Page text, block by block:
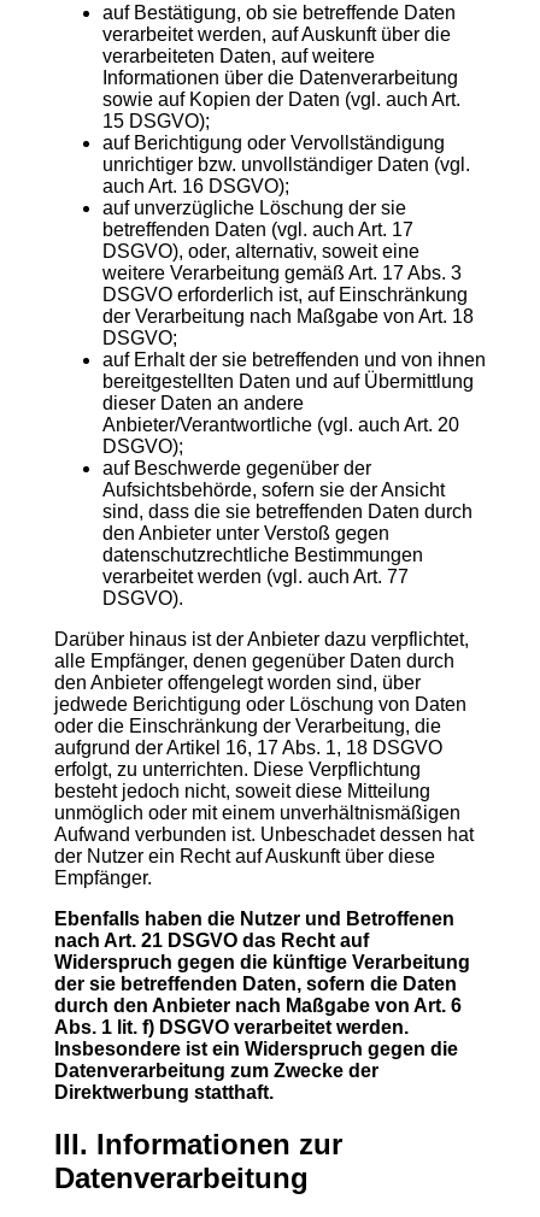
auf Bestätigung, ob sie betreffende Daten
verarbeitet werden, auf Auskunft über die
verarbeiteten Daten, auf weitere
Informationen über die Datenverarbeitung
sowie auf Kopien der Daten (vgl. auch Art.
15 DSGVO);
auf Berichtigung oder Vervollständigung
unrichtiger bzw. unvollständiger Daten (vgl.
auch Art. 16 DSGVO);
auf unverzügliche Löschung der sie
betreffenden Daten (vgl. auch Art. 17
DSGVO), oder, alternativ, soweit eine
weitere Verarbeitung gemäß Art. 17 Abs. 3
DSGVO erforderlich ist, auf Einschränkung
der Verarbeitung nach Maßgabe von Art. 18
DSGVO;
auf Erhalt der sie betreffenden und von ihnen
bereitgestellten Daten und auf Übermittlung
dieser Daten an andere
Anbieter/Verantwortliche (vgl. auch Art. 20
DSGVO);
auf Beschwerde gegenüber der
Aufsichtsbehörde, sofern sie der Ansicht
sind, dass die sie betreffenden Daten durch
den Anbieter unter Verstoß gegen
datenschutzrechtliche Bestimmungen
verarbeitet werden (vgl. auch Art. 77
DSGVO).
Darüber hinaus ist der Anbieter dazu verpflichtet,
alle Empfänger, denen gegenüber Daten durch
den Anbieter offengelegt worden sind, über
jedwede Berichtigung oder Löschung von Daten
oder die Einschränkung der Verarbeitung, die
aufgrund der Artikel 16, 17 Abs. 1, 18 DSGVO
erfolgt, zu unterrichten. Diese Verpflichtung
besteht jedoch nicht, soweit diese Mitteilung
unmöglich oder mit einem unverhältnismäßigen
Aufwand verbunden ist. Unbeschadet dessen hat
der Nutzer ein Recht auf Auskunft über diese
Empfänger.
Ebenfalls haben die Nutzer und Betroffenen
nach Art. 21 DSGVO das Recht auf
Widerspruch gegen die künftige Verarbeitung
der sie betreffenden Daten, sofern die Daten
durch den Anbieter nach Maßgabe von Art. 6
Abs. 1 lit. f) DSGVO verarbeitet werden.
Insbesondere ist ein Widerspruch gegen die
Datenverarbeitung zum Zwecke der
Direktwerbung statthaft.
III. Informationen zur
Datenverarbeitung